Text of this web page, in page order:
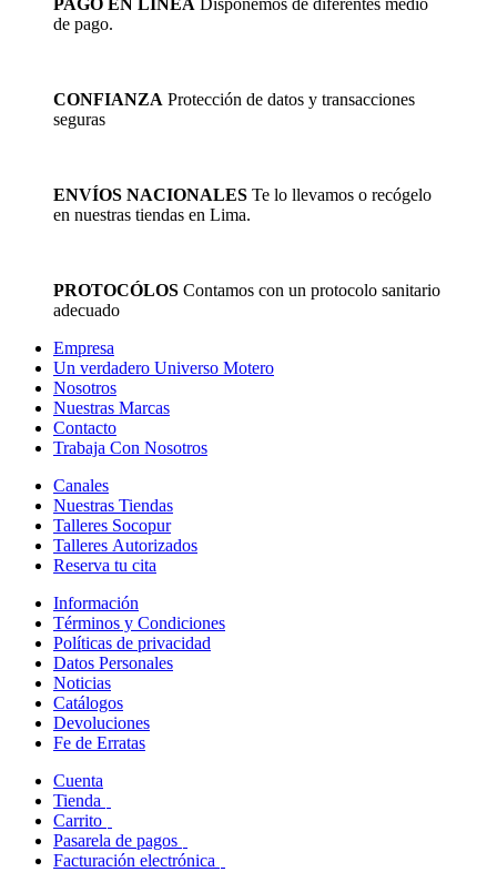
PAGO EN LÍNEA Disponemos de diferentes medio
de pago.
CONFIANZA Protección de datos y transacciones
seguras
ENVÍOS NACIONALES Te lo llevamos o recógelo
en nuestras tiendas en Lima.
PROTOCÓLOS Contamos con un protocolo sanitario
adecuado
Empresa
Un verdadero Universo Motero
Nosotros
Nuestras Marcas
Contacto
Trabaja Con Nosotros
Canales
Nuestras Tiendas
Talleres Socopur
Talleres Autorizados
Reserva tu cita
Información
Términos y Condiciones
Políticas de privacidad
Datos Personales
Noticias
Catálogos
Devoluciones
Fe de Erratas
Cuenta
Tienda
Carrito
Pasarela de pagos
Facturación electrónica